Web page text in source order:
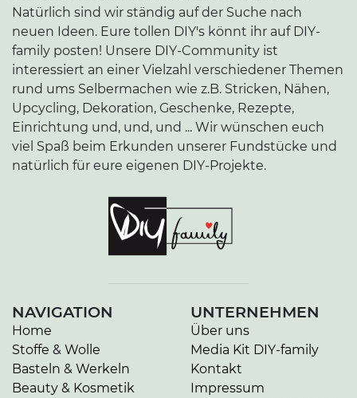
Natürlich sind wir ständig auf der Suche nach
neuen Ideen. Eure tollen DIY's könnt ihr auf DIY-
family posten! Unsere DIY-Community ist
interessiert an einer Vielzahl verschiedener Themen
rund ums Selbermachen wie z.B. Stricken, Nähen,
Upcycling, Dekoration, Geschenke, Rezepte,
Einrichtung und, und, und ... Wir wünschen euch
viel Spaß beim Erkunden unserer Fundstücke und
natürlich für eure eigenen DIY-Projekte.
NAVIGATION
Home
Stoffe & Wolle
Basteln & Werkeln
Beauty & Kosmetik
UNTERNEHMEN
Über uns
Media Kit DIY-family
Kontakt
Impressum